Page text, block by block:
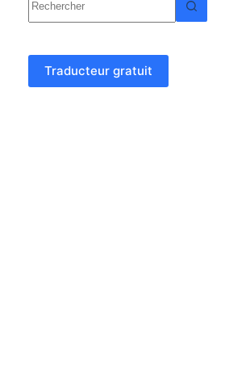
résultat
Traducteur gratuit